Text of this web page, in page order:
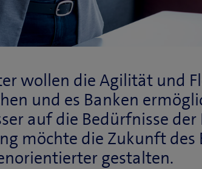
wollen die Agilität und
und es Banken
auf die Bedürfnisse der
möchte die Zukunft des
gestalten.